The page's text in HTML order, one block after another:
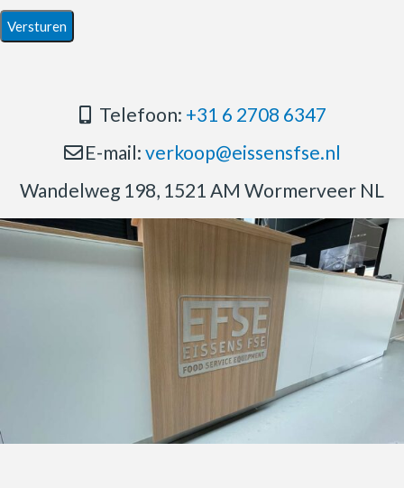
Telefoon: +31 6 2708 6347
E-mail: verkoop@eissensfse.nl
Wandelweg 198, 1521 AM Wormerveer NL